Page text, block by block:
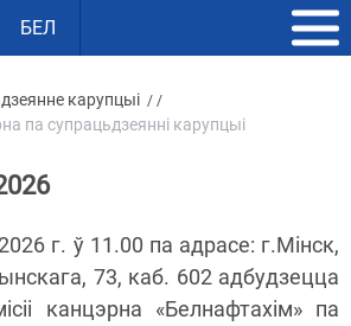
БЕЛ
карупцыі / /
па супрацьдзеянні карупцыі
г. ў 11.00 па адрасе: г.Мінск,
73, каб. 602 адбудзецца
канцэрна «Белнафтахім» па